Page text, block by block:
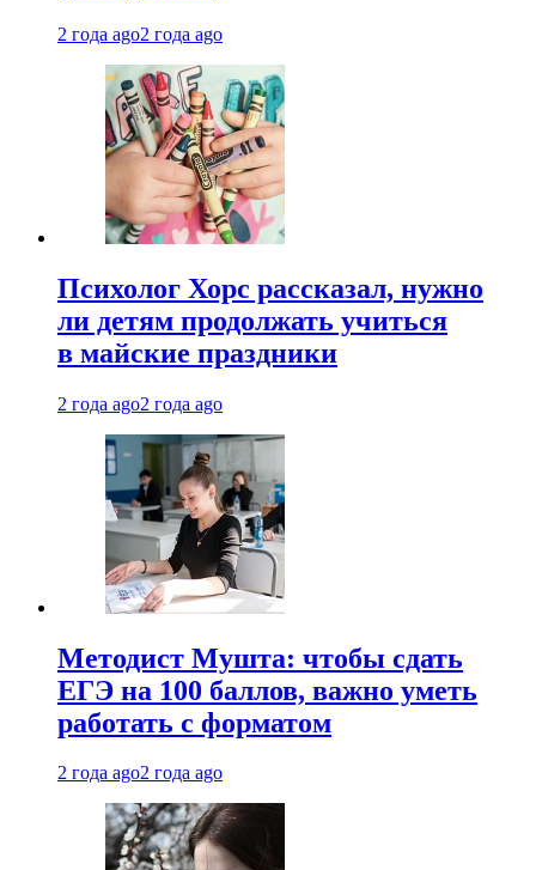
2 года ago2 года ago
Психолог Хорс рассказал, нужно
ли детям продолжать учиться
в майские праздники
2 года ago2 года ago
Методист Мушта: чтобы сдать
ЕГЭ на 100 баллов, важно уметь
работать с форматом
2 года ago2 года ago